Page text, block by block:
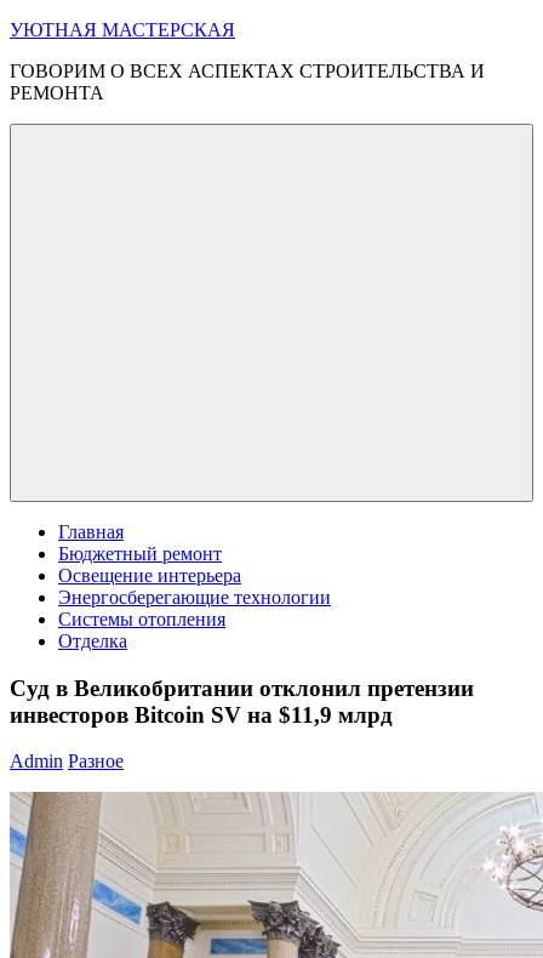
Перейти
содержимому
УЮТНАЯ МАСТЕРСКАЯ
ГОВОРИМ О ВСЕХ АСПЕКТАХ СТРОИТЕЛЬСТВА И
РЕМОНТА
Главная
Бюджетный ремонт
Освещение интерьера
Энергосберегающие технологии
Системы отопления
Отделка
Суд в Великобритании отклонил претензии
инвесторов Bitcoin SV на $11,9 млрд
Admin Разное